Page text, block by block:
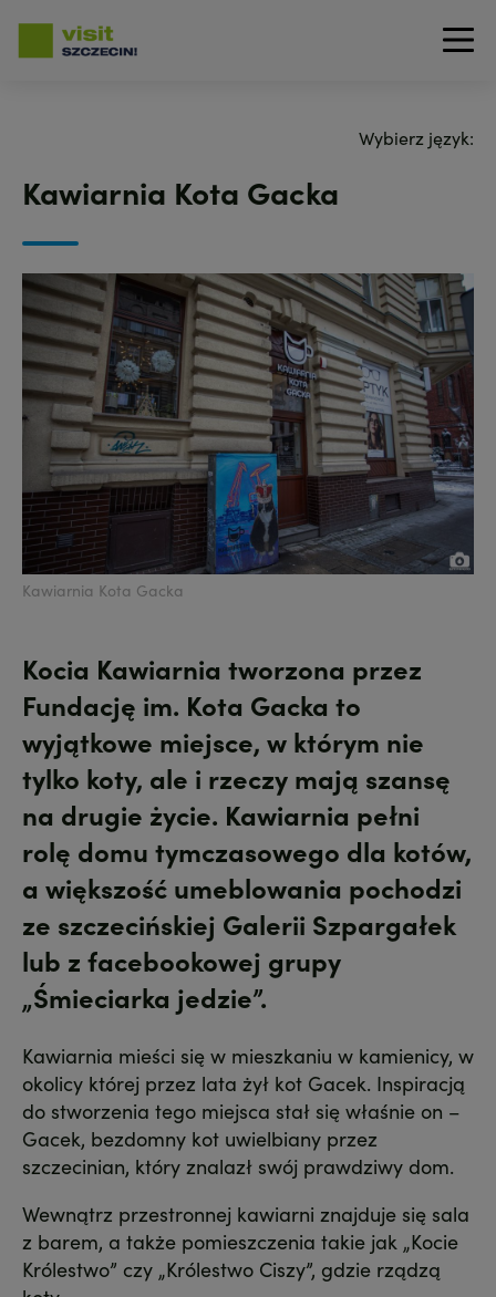
Wybierz język:
Kawiarnia Kota Gacka
Kawiarnia Kota Gacka
Kocia Kawiarnia tworzona przez
Fundację im. Kota Gacka to
wyjątkowe miejsce, w którym nie
tylko koty, ale i rzeczy mają szansę
na drugie życie. Kawiarnia pełni
rolę domu tymczasowego dla kotów,
a większość umeblowania pochodzi
ze szczecińskiej Galerii Szpargałek
lub z facebookowej grupy
„Śmieciarka jedzie”.
Kawiarnia mieści się w mieszkaniu w kamienicy, w
okolicy której przez lata żył kot Gacek. Inspiracją
do stworzenia tego miejsca stał się właśnie on –
Gacek, bezdomny kot uwielbiany przez
szczecinian, który znalazł swój prawdziwy dom.
Wewnątrz przestronnej kawiarni znajduje się sala
z barem, a także pomieszczenia takie jak „Kocie
Królestwo” czy „Królestwo Ciszy”, gdzie rządzą